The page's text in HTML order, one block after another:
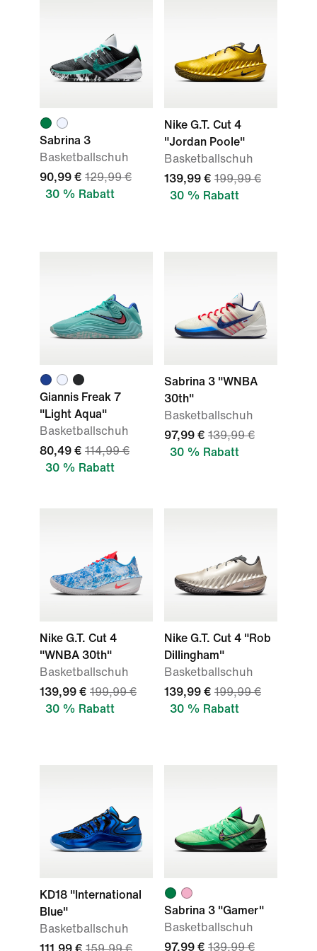
Sabrina 3
Basketballschuh
90,99 € 129,99 €
30 % Rabatt
Nike G.T. Cut 4
"Jordan Poole"
Basketballschuh
139,99 € 199,99 €
30 % Rabatt
Giannis Freak 7
"Light Aqua"
Basketballschuh
80,49 € 114,99 €
30 % Rabatt
Sabrina 3 "WNBA
30th"
Basketballschuh
97,99 € 139,99 €
30 % Rabatt
Nike G.T. Cut 4
"WNBA 30th"
Basketballschuh
139,99 € 199,99 €
30 % Rabatt
Nike G.T. Cut 4 "Rob
Dillingham"
Basketballschuh
139,99 € 199,99 €
30 % Rabatt
KD18 "International
Blue"
Basketballschuh
111,99 € 159,99 €
Sabrina 3 "Gamer"
Basketballschuh
97,99 € 139,99 €